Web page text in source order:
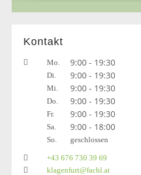
Kontakt
Mo. 9:00 - 19:30
Di. 9:00 - 19:30
Mi. 9:00 - 19:30
Do. 9:00 - 19:30
Fr. 9:00 - 19:30
Sa. 9:00 - 18:00
So. geschlossen
+43 676 730 39 69
klagenfurt@fachl.at